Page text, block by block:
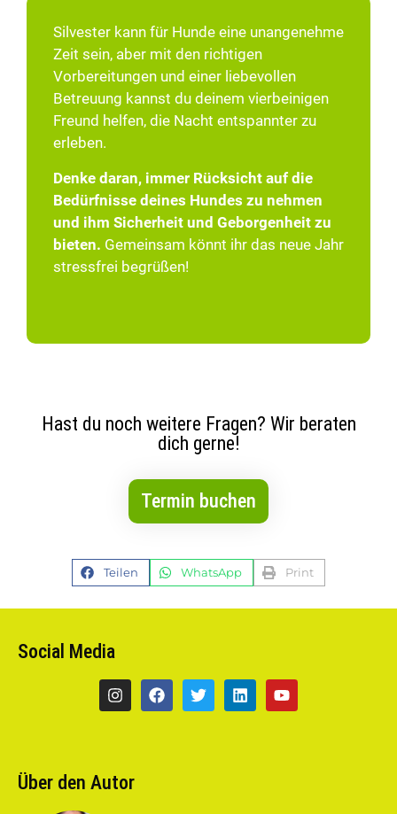
Silvester kann für Hunde eine unangenehme
Zeit sein, aber mit den richtigen
Vorbereitungen und einer liebevollen
Betreuung kannst du deinem vierbeinigen
Freund helfen, die Nacht entspannter zu
erleben.
Denke daran, immer Rücksicht auf die
Bedürfnisse deines Hundes zu nehmen
und ihm Sicherheit und Geborgenheit zu
bieten. Gemeinsam könnt ihr das neue Jahr
stressfrei begrüßen!
Hast du noch weitere Fragen? Wir beraten
dich gerne!
Termin buchen
Teilen WhatsApp Print
Social Media
Über den Autor